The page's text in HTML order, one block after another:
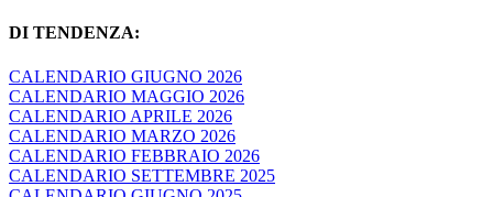
DI TENDENZA:
CALENDARIO GIUGNO 2026
CALENDARIO MAGGIO 2026
CALENDARIO APRILE 2026
CALENDARIO MARZO 2026
CALENDARIO FEBBRAIO 2026
CALENDARIO SETTEMBRE 2025